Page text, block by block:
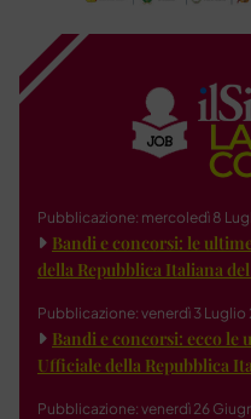
Pubblicazione: mercoledì 8
Bandi e concorsi: le
della Repubblica Italiana
Pubblicazione: venerdì 3 Luglio
Bandi e concorsi: ecco le
Ufficiale della Repubblica
Pubblicazione: venerdì 26